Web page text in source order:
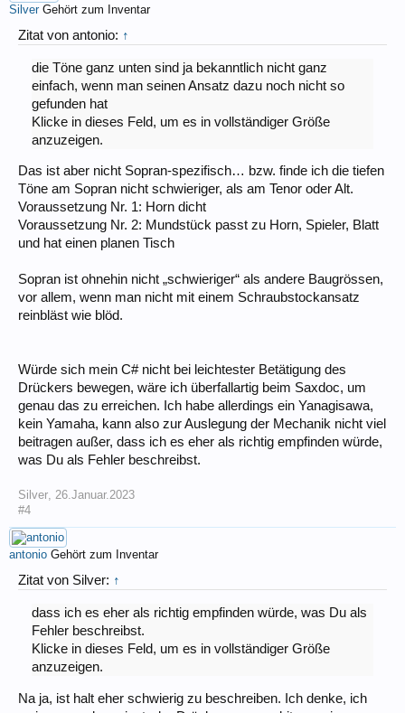
Silver Gehört zum Inventar
Zitat von antonio: ↑
die Töne ganz unten sind ja bekanntlich nicht ganz
einfach, wenn man seinen Ansatz dazu noch nicht so
gefunden hat
Klicke in dieses Feld, um es in vollständiger Größe
anzuzeigen.
Das ist aber nicht Sopran-spezifisch… bzw. finde ich die tiefen
Töne am Sopran nicht schwieriger, als am Tenor oder Alt.
Voraussetzung Nr. 1: Horn dicht
Voraussetzung Nr. 2: Mundstück passt zu Horn, Spieler, Blatt
und hat einen planen Tisch
Sopran ist ohnehin nicht „schwieriger“ als andere Baugrössen,
vor allem, wenn man nicht mit einem Schraubstockansatz
reinbläst wie blöd.
Würde sich mein C# nicht bei leichtester Betätigung des
Drückers bewegen, wäre ich überfallartig beim Saxdoc, um
genau das zu erreichen. Ich habe allerdings ein Yanagisawa,
kein Yamaha, kann also zur Auslegung der Mechanik nicht viel
beitragen außer, dass ich es eher als richtig empfinden würde,
was Du als Fehler beschreibst.
Silver, 26.Januar.2023
#4
antonio Gehört zum Inventar
Zitat von Silver: ↑
dass ich es eher als richtig empfinden würde, was Du als
Fehler beschreibst.
Klicke in dieses Feld, um es in vollständiger Größe
anzuzeigen.
Na ja, ist halt eher schwierig zu beschreiben. Ich denke, ich